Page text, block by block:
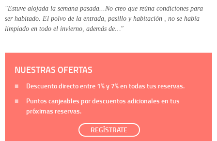
"Estuve alojada la semana pasada...No creo que reúna condiciones para
ser habitado. El polvo de la entrada, pasillo y habitación , no se había
limpiado en todo el invierno, además de…"
NUESTRAS OFERTAS
Descuento directo entre 1%y 7%en todas tus reservas.
Puntos canjeables por descuentos adicionales en tus
próximas reservas.
REGÍSTRATE